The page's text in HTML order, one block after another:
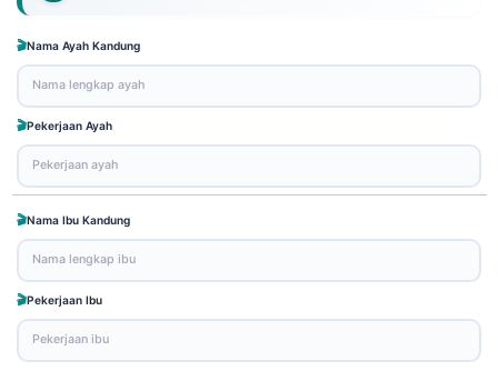
Nama Ayah Kandung
Pekerjaan Ayah
Nama Ibu Kandung
Pekerjaan Ibu